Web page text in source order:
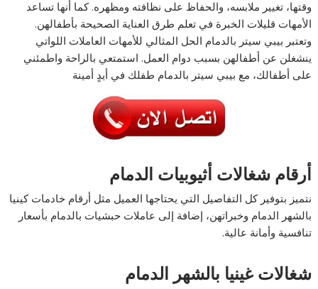
وقتها، تغيير ملابسه، والحفاظ على نظافته ومظهره. كما أنها تساعد
الأمهات قليلات الخبرة في تعلم طرق العناية الصحيحة بأطفالهن.
وتعتبر بيبي سيتر بالدمام الحل المثالي للأمهات العاملات اللواتي
ينشغلن عن أطفالهن بسبب دوام العمل. استمتعي بالراحة واطمئني
على أطفالك، مع بيبي سيتر بالدمام طفلك في أيدٍ أمينة
أرقام شغالات أثيوبيات الدمام
نتميز بتوفير كل التفاصيل التي يحتاجها العميل مثل أرقام خادمات كينيا
بالشهر الدمام وخبراتهن، إضافة إلى عاملات حبشيات بالدمام بأسعار
تنافسية وأمانة عالية.
شغالات غينيا بالشهر الدمام